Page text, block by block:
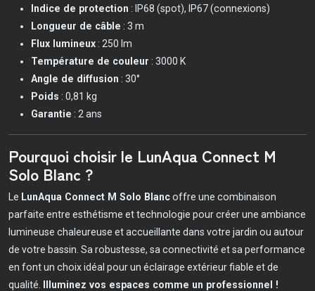
Indice de protection : IP68 (spot), IP67 (connexions)
Longueur de câble : 3 m
Flux lumineux : 250 lm
Température de couleur : 3000 K
Angle de diffusion : 30°
Poids : 0,81 kg
Garantie : 2 ans
Pourquoi choisir le LunAqua Connect M
Solo Blanc ?
Le LunAqua Connect M Solo Blancoffre une combinaison
parfaite entre esthétisme et technologie pour créer une ambiance
lumineuse chaleureuse et accueillante dans votre jardin ou autour
de votre bassin. Sa robustesse, sa connectivité et sa performance
en font un choix idéal pour un éclairage extérieur fiable et de
qualité.
Illuminez vos espaces comme un professionnel !